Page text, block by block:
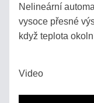
Nelineární
vysoce přesné
když teplota
Video